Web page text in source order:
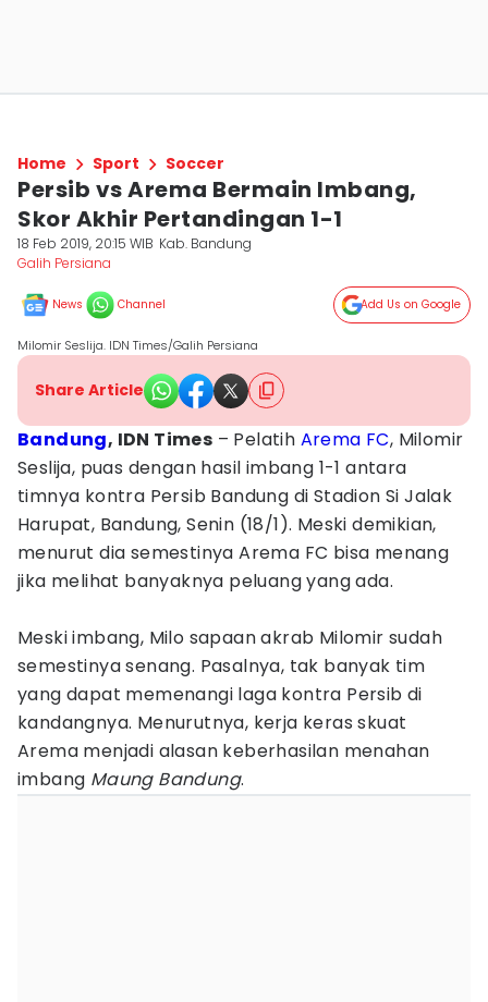
Home Sport Soccer
Persib vs Arema Bermain Imbang,
Skor Akhir Pertandingan 1-1
18 Feb 2019, 20:15 WIB Kab. Bandung
Galih Persiana
News Channel Add Us on Google
Milomir Seslija. IDN Times/Galih Persiana
Share Article
Bandung, IDN Times – Pelatih Arema FC, Milomir
Seslija, puas dengan hasil imbang 1-1 antara
timnya kontra Persib Bandung di Stadion Si Jalak
Harupat, Bandung, Senin (18/1). Meski demikian,
menurut dia semestinya Arema FC bisa menang
jika melihat banyaknya peluang yang ada.
Meski imbang, Milo sapaan akrab Milomir sudah
semestinya senang. Pasalnya, tak banyak tim
yang dapat memenangi laga kontra Persib di
kandangnya. Menurutnya, kerja keras skuat
Arema menjadi alasan keberhasilan menahan
imbang Maung Bandung.